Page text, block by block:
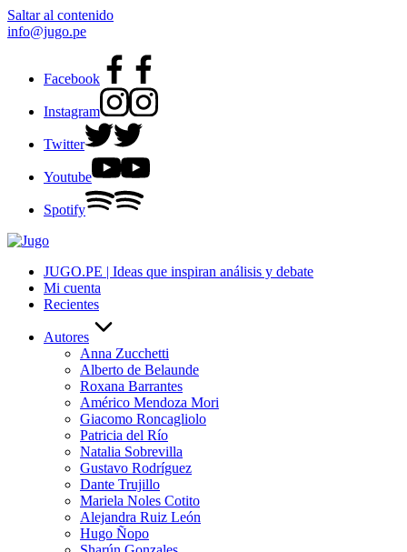
Saltar al contenido
info@jugo.pe
Facebook
Instagram
Twitter
Youtube
Spotify
JUGO.PE | Ideas que inspiran análisis y debate
Mi cuenta
Recientes
Autores
Anna Zucchetti
Alberto de Belaunde
Roxana Barrantes
Américo Mendoza Mori
Giacomo Roncagliolo
Patricia del Río
Natalia Sobrevilla
Gustavo Rodríguez
Dante Trujillo
Mariela Noles Cotito
Alejandra Ruiz León
Hugo Ñopo